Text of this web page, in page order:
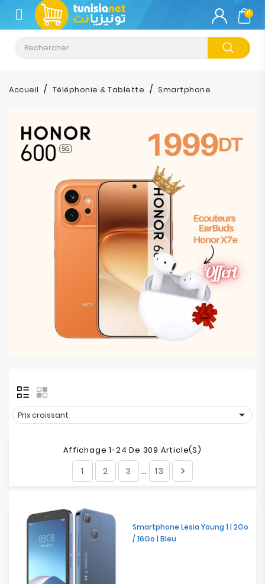
CATÉGORIE
Climatisation
Informatique
Tablette
Stockage
Mobilités
&
Loisirs
0
Accueil Téléphonie & Tablette Smartphone
Prix croissant 
Affichage 1-24 De 309 Article(s)
1 2 3 … 13 
Smartphone Lesia Young 1 | 2Go
/ 16Go | Bleu